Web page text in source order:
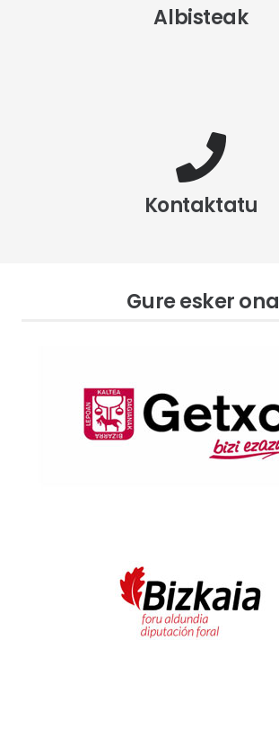
Albisteak
Kontaktatu
Gure esker ona